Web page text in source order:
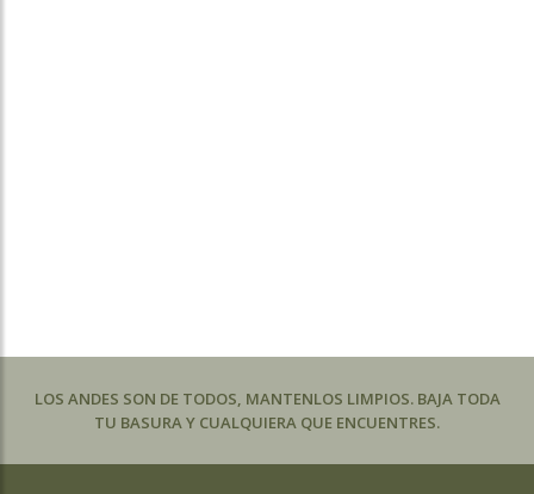
LOS ANDES SON DE TODOS, MANTENLOS LIMPIOS. BAJA TODA
TU BASURA Y CUALQUIERA QUE ENCUENTRES.